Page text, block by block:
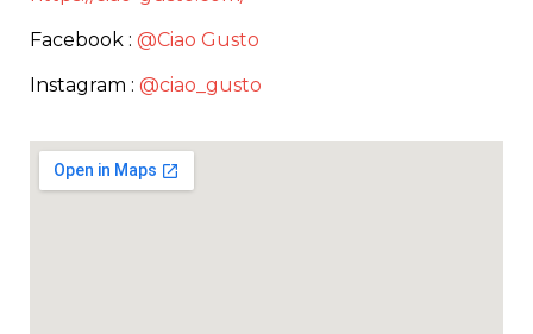
Facebook : @Ciao Gusto
Instagram : @ciao_gusto